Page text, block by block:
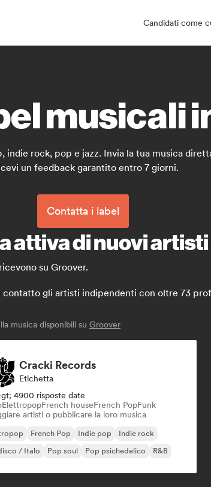
Candidati come
musicali
rock, pop e jazz. Invia la tua musica
un feedback garantito entro 7 giorni.
Contatta i label
attiva di nuovi artisti
su Groover.
gli artisti indipendenti con oltre 73
musica disponibili su Groover
Cracki Records
Etichetta
4900 risposte date
ElettropopFrench houseFrench PopFunk
artisti o pubblicare la loro musica
French Pop Indie pop
Indie rock
/ Italo
Pop soul Pop psichedelico R&B